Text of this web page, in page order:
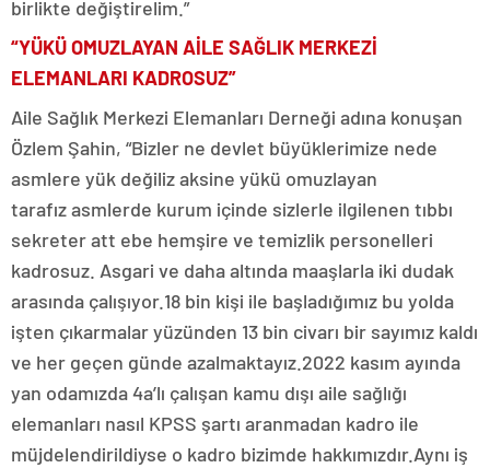
birlikte değiştirelim.”
“YÜKÜ OMUZLAYAN AİLE SAĞLIK MERKEZİ
ELEMANLARI KADROSUZ”
Aile Sağlık Merkezi Elemanları Derneği adına konuşan
Özlem Şahin, “Bizler ne devlet büyüklerimize nede
asmlere yük değiliz aksine yükü omuzlayan
tarafız asmlerde kurum içinde sizlerle ilgilenen tıbbı
sekreter att ebe hemşire ve temizlik personelleri
kadrosuz. Asgari ve daha altında maaşlarla iki dudak
arasında çalışıyor.18 bin kişi ile başladığımız bu yolda
işten çıkarmalar yüzünden 13 bin civarı bir sayımız kaldı
ve her geçen günde azalmaktayız.2022 kasım ayında
yan odamızda 4a’lı çalışan kamu dışı aile sağlığı
elemanları nasıl KPSS şartı aranmadan kadro ile
müjdelendirildiyse o kadro bizimde hakkımızdır.Aynı iş